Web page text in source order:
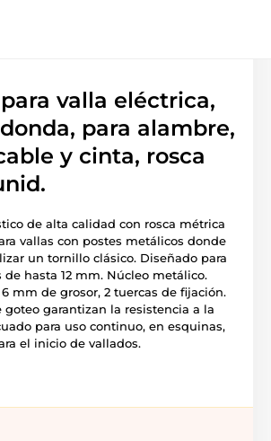
valla eléctrica,
para alambre,
y cinta, rosca
de alta calidad con rosca métrica
vallas con postes metálicos donde
un tornillo clásico. Diseñado para
de hasta 12 mm. Núcleo metálico.
mm de grosor, 2 tuercas de fijación.
goteo garantizan la resistencia a la
para uso continuo, en esquinas,
el inicio de vallados.